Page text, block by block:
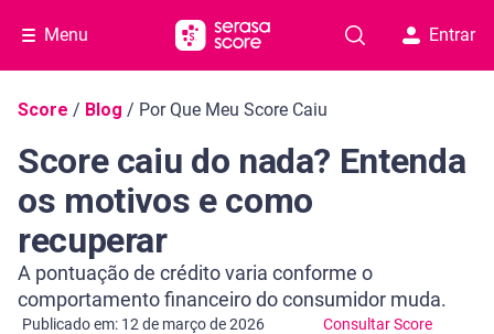
Menu Entrar
Navegação do blog
Score / Blog / Por Que Meu Score Caiu
Score caiu do nada? Entenda
os motivos e como
recuperar
A pontuação de crédito varia conforme o
comportamento financeiro do consumidor muda.
Publicado em: 12 de março de 2026 Consultar Score
Categoria Consultar Score
Tempo de leitura: 8 minutos